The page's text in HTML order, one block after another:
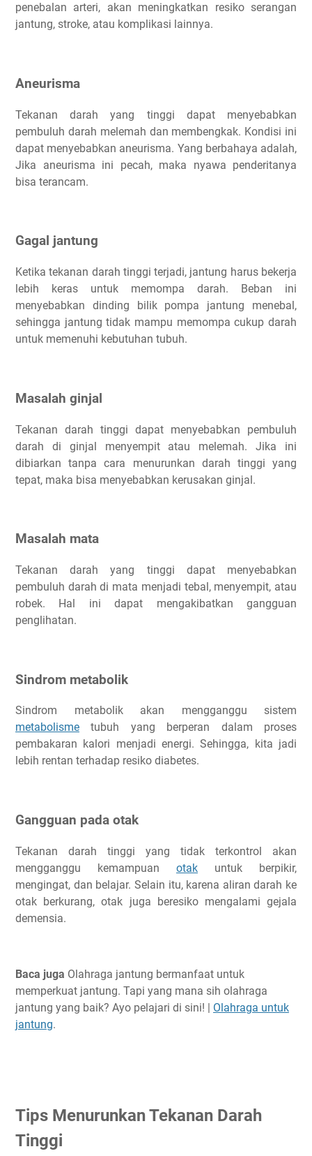
penebalan arteri, akan meningkatkan resiko serangan
jantung, stroke, atau komplikasi lainnya.
Aneurisma
Tekanan darah yang tinggi dapat menyebabkan
pembuluh darah melemah dan membengkak. Kondisi ini
dapat menyebabkan aneurisma. Yang berbahaya adalah,
Jika aneurisma ini pecah, maka nyawa penderitanya
bisa terancam.
Gagal jantung
Ketika tekanan darah tinggi terjadi, jantung harus bekerja
lebih keras untuk memompa darah. Beban ini
menyebabkan dinding bilik pompa jantung menebal,
sehingga jantung tidak mampu memompa cukup darah
untuk memenuhi kebutuhan tubuh.
Masalah ginjal
Tekanan darah tinggi dapat menyebabkan pembuluh
darah di ginjal menyempit atau melemah. Jika ini
dibiarkan tanpa cara menurunkan darah tinggi yang
tepat, maka bisa menyebabkan kerusakan ginjal.
Masalah mata
Tekanan darah yang tinggi dapat menyebabkan
pembuluh darah di mata menjadi tebal, menyempit, atau
robek. Hal ini dapat mengakibatkan gangguan
penglihatan.
Sindrom metabolik
Sindrom metabolik akan mengganggu sistem
metabolisme tubuh yang berperan dalam proses
pembakaran kalori menjadi energi. Sehingga, kita jadi
lebih rentan terhadap resiko diabetes.
Gangguan pada otak
Tekanan darah tinggi yang tidak terkontrol akan
mengganggu kemampuan otak untuk berpikir,
mengingat, dan belajar. Selain itu, karena aliran darah ke
otak berkurang, otak juga beresiko mengalami gejala
demensia.
Baca juga Olahraga jantung bermanfaat untuk
memperkuat jantung. Tapi yang mana sih olahraga
jantung yang baik? Ayo pelajari di sini! | Olahraga untuk
jantung.
Tips Menurunkan Tekanan Darah
Tinggi